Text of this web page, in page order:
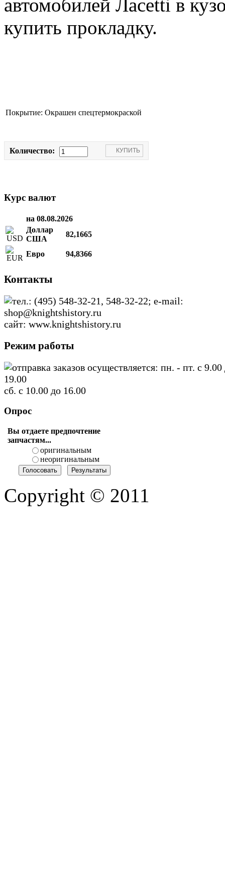
автомобилей Лacetti в
купить прокладку.
Покрытие: Окрашен спецтермокраской
Количество:
Курс валют
на 08.08.2026
Доллар
США
82,1665
Евро 94,8366
Контакты
тел.: (495) 548-32-21, 548-32-22; e-mail:
shop@knightshistory.ru
сайт: www.knightshistory.ru
Режим работы
отправка заказов осуществляется: пн. - пт. с 9.00
19.00
сб. с 10.00 до 16.00
Опрос
Вы отдаете предпочтение
запчастям...
оригинальным
неоригинальным
Copyright © 2011